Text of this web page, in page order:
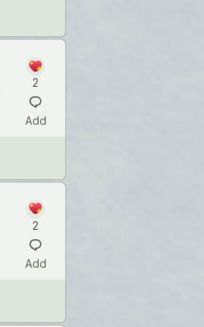
2
Add
2
Add